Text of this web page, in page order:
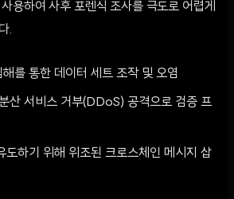
용하여 사후 포렌식 조사를 극도로 어렵게
.
를 통한 데이터 세트 조작 및 오염
산 서비스 거부(DDoS) 공격으로 검증 프
도하기 위해 위조된 크로스체인 메시지 삽